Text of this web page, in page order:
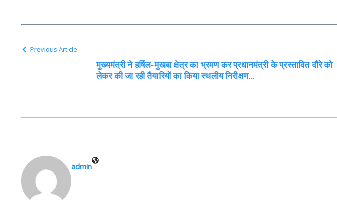
Previous Article
मुख्यमंत्री ने हर्षिल-मुखबा क्षेत्र का भ्रमण कर प्रधानमंत्री के प्रस्तावित दौरे को
लेकर की जा रही तैयारियों का किया स्थलीय निरीक्षण…
admin